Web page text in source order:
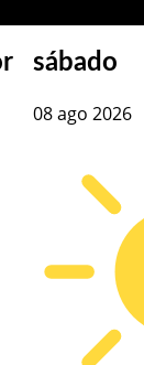
sábado
08 ago 2026